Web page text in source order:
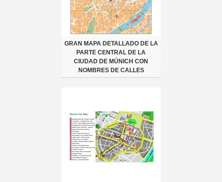
GRAN MAPA DETALLADO DE LA
PARTE CENTRAL DE LA
CIUDAD DE MÚNICH CON
NOMBRES DE CALLES